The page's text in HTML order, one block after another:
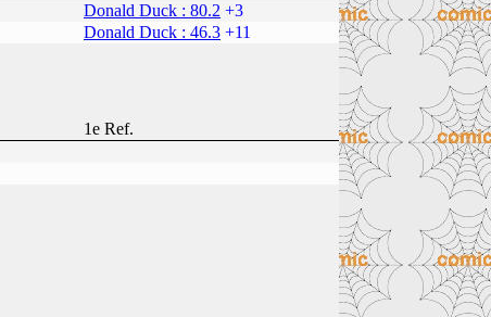
Donald Duck : 80.2 +3
Donald Duck : 46.3 +11
1e Ref.